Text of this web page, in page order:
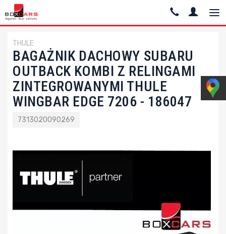
THULE
BAGAŻNIK DACHOWY SUBARU
OUTBACK KOMBI Z RELINGAMI
ZINTEGROWANYMI THULE
WINGBAR EDGE 7206 - 186047
7313020090269